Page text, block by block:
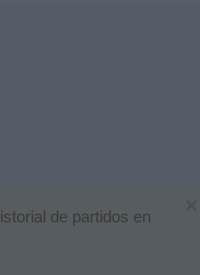
de partidos en